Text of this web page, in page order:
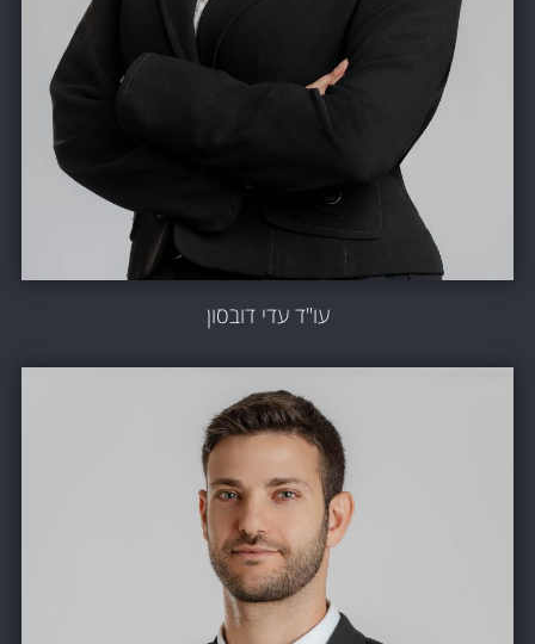
עו"ד עדי דובסון